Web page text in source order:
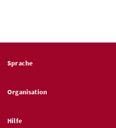
Sprache
Organisation
Hilfe